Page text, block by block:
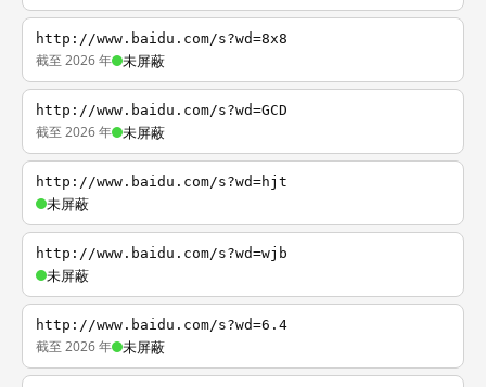
http://www.baidu.com/s?wd=8x8
截至 2026 年 未屏蔽
http://www.baidu.com/s?wd=GCD
截至 2026 年 未屏蔽
http://www.baidu.com/s?wd=hjt
未屏蔽
http://www.baidu.com/s?wd=wjb
未屏蔽
http://www.baidu.com/s?wd=6.4
截至 2026 年 未屏蔽